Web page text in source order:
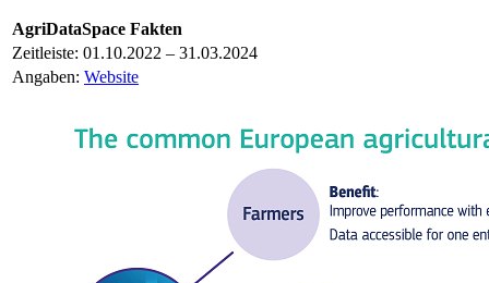
AgriDataSpace Fakten
Zeitleiste: 01.10.2022 – 31.03.2024
Angaben: Website